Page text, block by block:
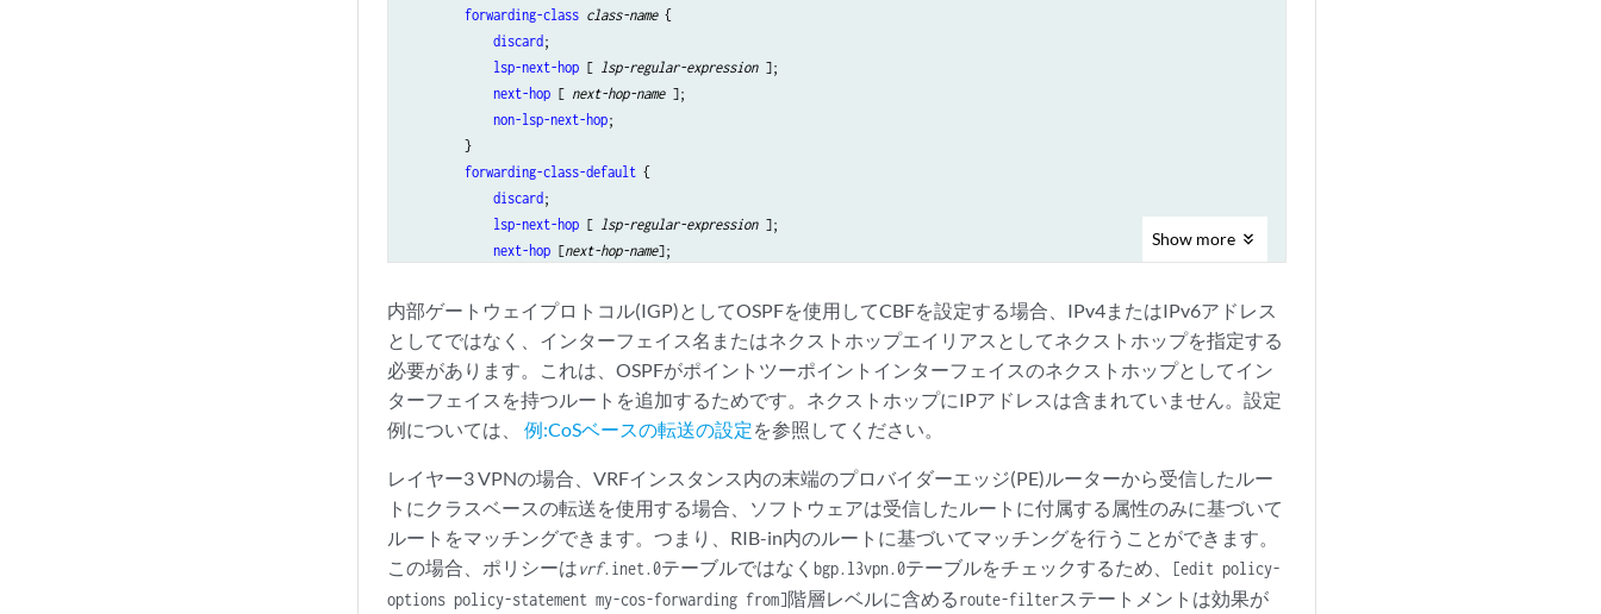
forwarding-class class-name {
discard ;
lsp-next-hop [ lsp-regular-expression ];
next-hop [ next-hop-name ];
non-lsp-next-hop;
        }
forwarding-class-default {
discard ;
lsp-next-hop [ lsp-regular-expression ];
next-hop [next-hop-name];
        }
    }
Show more
内部ゲートウェイプロトコル(IGP)としてOSPFを使用してCBFを設定する場合、IPv4またはIPv6アドレス
としてではなく、インターフェイス名またはネクストホップエイリアスとしてネクストホップを指定する
必要があります。これは、OSPFがポイントツーポイントインターフェイスのネクストホップとしてイン
ターフェイスを持つルートを追加するためです。ネクストホップにIPアドレスは含まれていません。設定
例については、 例:CoSベースの転送の設定を参照してください。
レイヤー3 VPNの場合、VRFインスタンス内の末端のプロバイダーエッジ(PE)ルーターから受信したルー
トにクラスベースの転送を使用する場合、ソフトウェアは受信したルートに付属する属性のみに基づいて
ルートをマッチングできます。つまり、RIB-in内のルートに基づいてマッチングを行うことができます。
この場合、ポリシーはvrf.inet.0テーブルではなく bgp.l3vpn.0テーブルをチェックするため、
[edit policy-
options policy-statement my-cos-forwarding from]階層レベルに含めるroute-filterステートメントは効果が